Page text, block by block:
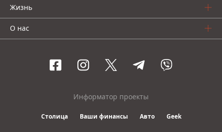
Жизнь
О нас
Информатор проекты
Столица Ваши финансы Авто Geek